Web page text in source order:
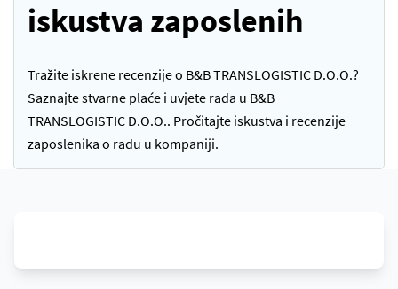
iskustva zaposlenih
Tražite iskrene recenzije o B&B TRANSLOGISTIC D.O.O.?
Saznajte stvarne plaće i uvjete rada u B&B
TRANSLOGISTIC D.O.O.. Pročitajte iskustva i recenzije
zaposlenika o radu u kompaniji.